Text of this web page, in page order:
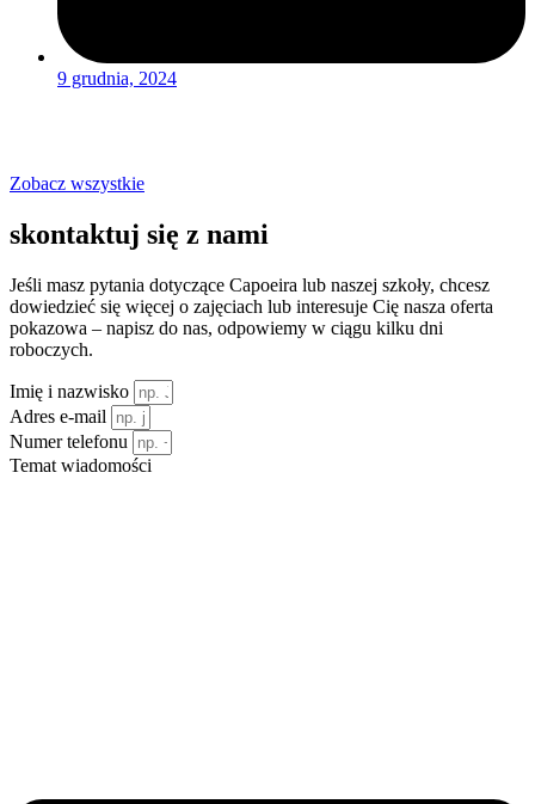
9 grudnia, 2024
Zobacz wszystkie
skontaktuj się z nami
Jeśli masz pytania dotyczące Capoeira lub naszej szkoły, chcesz
dowiedzieć się więcej o zajęciach lub interesuje Cię nasza oferta
pokazowa – napisz do nas, odpowiemy w ciągu kilku dni
roboczych.
Imię i nazwisko
Adres e-mail
Numer telefonu
Temat wiadomości